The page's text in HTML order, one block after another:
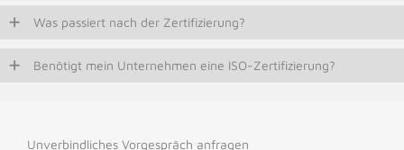
Was passiert nach der Zertifizierung?
Benötigt mein Unternehmen eine ISO-Zertifizierung?
Unverbindliches Vorgespräch anfragen